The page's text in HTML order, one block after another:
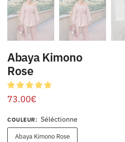
Abaya Kimono
Rose
73.00€
COULEUR: Séléctionne
Abaya Kimono Rose